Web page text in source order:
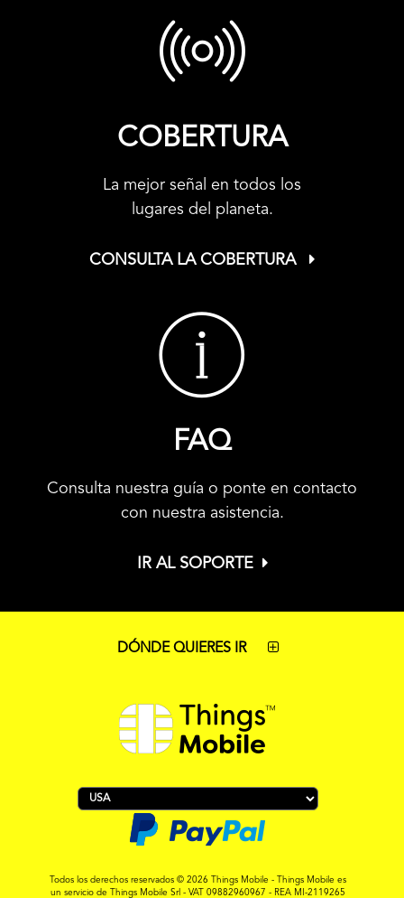
COBERTURA
La mejor señal en todos los
lugares del planeta.
CONSULTA LA COBERTURA
FAQ
Consulta nuestra guía o ponte en contacto
con nuestra asistencia.
IR AL SOPORTE
DÓNDE QUIERES IR
Todos los derechos reservados © 2026 Things Mobile - Things Mobile es
un servicio de Things Mobile Srl - VAT 09882960967 - REA MI-2119265